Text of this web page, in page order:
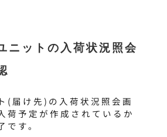
ニットの入荷状況照会
(届け先)の入荷状況照会画
荷予定が作成されているか
です。